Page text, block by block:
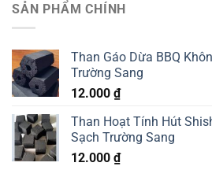
SẢN PHẨM CHÍNH
Than Gáo Dừa BBQ
Trường Sang
12.000 ₫
Than Hoạt Tính Hút
Sạch Trường Sang
12.000 ₫